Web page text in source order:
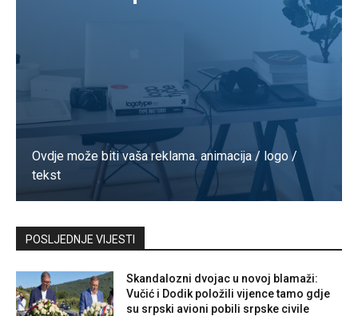
Ovdje može biti vaša reklama. animacija / logo /
tekst
Kontaktirajte nas
POSLJEDNJE VIJESTI
Skandalozni dvojac u novoj blamaži:
Vučić i Dodik položili vijence tamo gdje
su srpski avioni pobili srpske civile